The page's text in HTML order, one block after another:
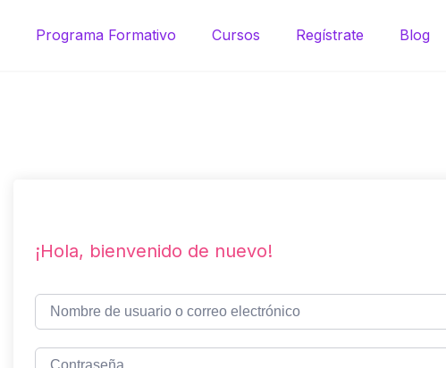
Programa Formativo Cursos Regístrate Blog
¡Hola, bienvenido de nuevo!